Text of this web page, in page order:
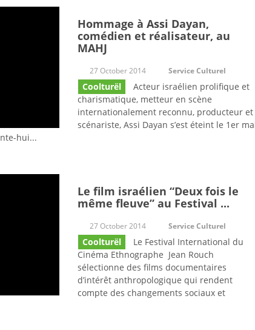
Hommage à Assi Dayan,
comédien et réalisateur, au
MAHJ
27 October 2014 Service Culturel
Coolturël
Acteur israélien prolifique et
charismatique, metteur en scène
internationalement reconnu, producteur et
scénariste, Assi Dayan s’est éteint le 1er
hui...
Le film israélien “Deux fois le
même fleuve” au Festival ...
27 October 2014 Service Culturel
Coolturël
Le Festival International du
Cinéma Ethnographe Jean Rouch
sélectionne des films documentaires
d’intérêt anthropologique qui rendent
compte des changements sociaux et